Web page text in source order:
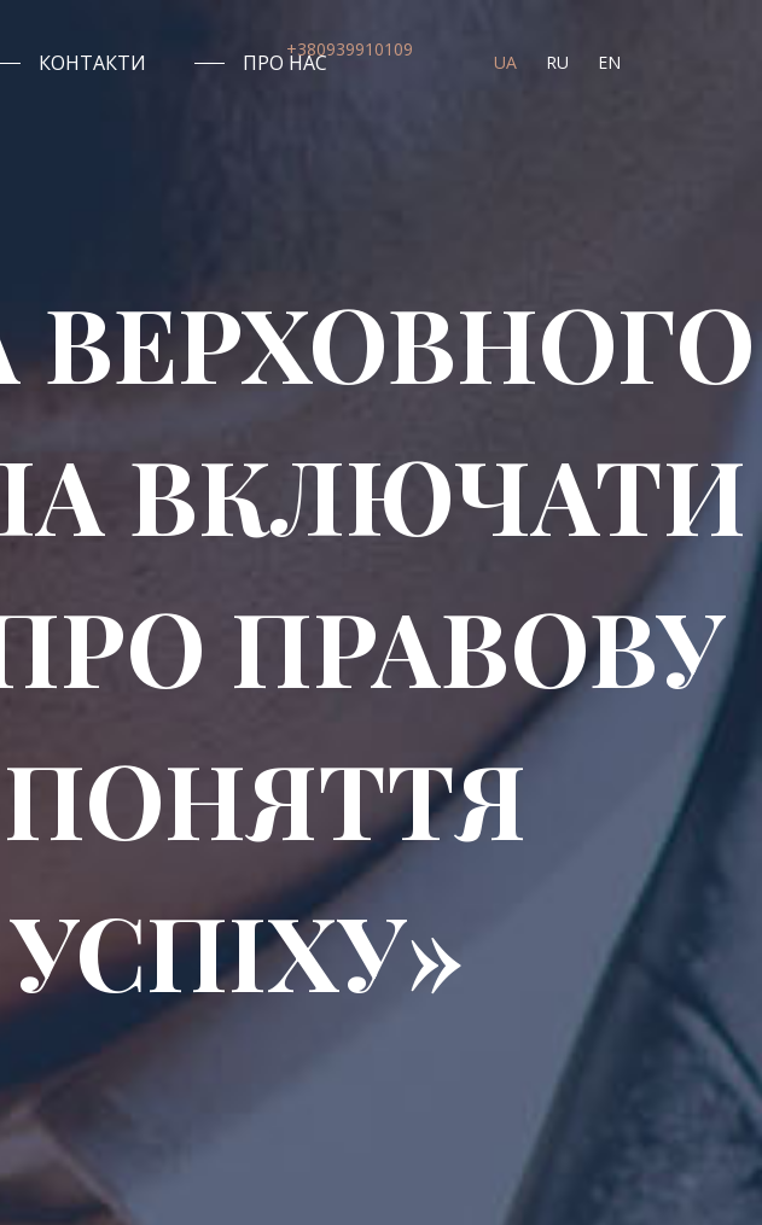
КОНТАКТИ ПРО НАС
+380939910109
UA RU EN
ВЕРХОВНОГО
ВКЛЮЧАТИ
ПРАВОВУ